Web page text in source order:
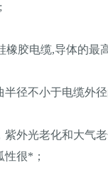
胶电缆,导体的最
不小于电缆外径
外光老化和大气老
很*；